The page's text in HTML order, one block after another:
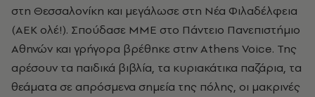
στη Θεσσαλονίκη και μεγάλωσε στη Νέα Φιλαδέλφεια
(ΑΕΚ ολέ!). Σπούδασε ΜΜΕ στο Πάντειο Πανεπιστήμιο
Αθηνών και γρήγορα βρέθηκε στην Athens Voice. Της
αρέσουν τα παιδικά βιβλία, τα κυριακάτικα παζάρια, τα
θεάματα σε απρόσμενα σημεία της πόλης, οι μακρινές